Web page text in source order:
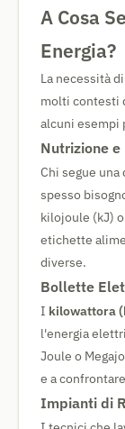
A Cosa
Energia?
La necessità
molti contesti
alcuni esempi
Nutrizione e
Chi segue
spesso
kilojoule (kJ)
etichette
diverse.
Bollette
I kilowattora
l'energia
Joule o
e a
Impianti di